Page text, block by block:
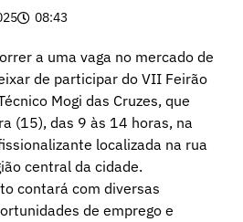
08:43
a uma vaga no mercado de
de participar do VII Feirão
Mogi das Cruzes, que
(15), das 9 às 14 horas, na
localizada na rua
central da cidade.
contará com diversas
de emprego e